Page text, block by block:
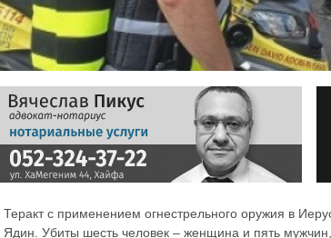
Теракт с применением огнестрельного оружия в
Ядин. Убиты шесть человек – женщина и пять